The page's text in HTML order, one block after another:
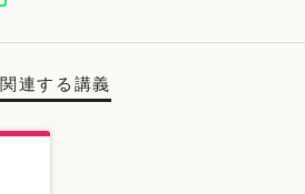
関連する講義